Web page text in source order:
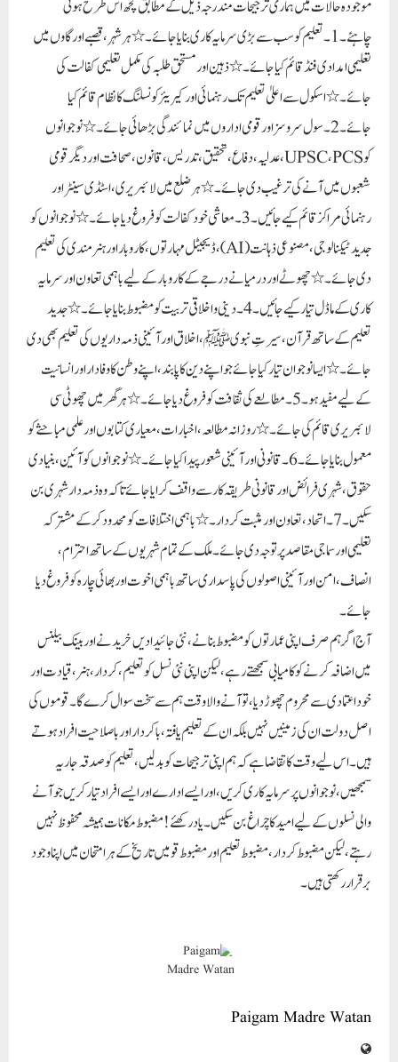
موجودہ حالات میں ہماری ترجیحات مندرجہ ذیل کے مطابق کچھ اس طرح ہونی
چاہئے۔ 1۔ تعلیم کو سب سے بڑی سرمایہ کاری بنایا جائے۔ ٭ ہر شہر، قصبے اور گاوں میں
تعلیمی امدادی فنڈ قائم کیا جائے۔ ٭ ذہین اور مستحق طلبہ کی مکمل تعلیمی کفالت کی
جائے۔ ٭ اسکول سے اعلیٰ تعلیم تک رہنمائی اور کیریئر کونسلنگ کا نظام قائم کیا
جائے۔ 2۔ سول سروسز اور قومی اداروں میں نمائندگی بڑھائی جائے۔ ٭ نوجوانوں
کو UPSC، PCS، عدلیہ، دفاع، تحقیق، تدریس، قانون، صحافت اور دیگر قومی
شعبوں میں آنے کی ترغیب دی جائے۔ ٭ ہر ضلع میں لائبریری، اسٹڈی سینٹر اور
رہنمائی مراکز قائم کیے جائیں۔ 3۔ معاشی خود کفالت کو فروغ دیا جائے۔ ٭ نوجوانوں کو
جدید ٹیکنالوجی، مصنوعی ذہانت (AI)، ڈیجیٹل مہارتوں، کاروبار اور ہنرمندی کی تعلیم
دی جائے۔ ٭ چھوٹے اور درمیانے درجے کے کاروبار کے لیے باہمی تعاون اور سرمایہ
کاری کے ماڈل تیار کیے جائیں۔ 4۔ دینی و اخلاقی تربیت کو مضبوط بنایا جائے۔ ٭ جدید
تعلیم کے ساتھ قرآن، سیرتِ نبوی ﷺ، اخلاق اور آئینی ذمہ داریوں کی تعلیم بھی دی
جائے۔ ٭ ایسا نوجوان تیار کیا جائے جو اپنے دین کا پابند، اپنے وطن کا وفادار اور انسانیت
کے لیے مفید ہو۔ 5۔ مطالعے کی ثقافت کو فروغ دیا جائے۔ ٭ ہر گھر میں چھوٹی سی
لائبریری قائم کی جائے۔ ٭ روزانہ مطالعہ، اخبارات، معیاری کتابوں اور علمی مباحثے کو
معمول بنایا جائے۔ 6۔ قانونی اور آئینی شعور پیدا کیا جائے۔ ٭نوجوانوں کو آئین، بنیادی
حقوق، شہری فرائض اور قانونی طریقہ کار سے واقف کرایا جائے تاکہ وہ ذمہ دار شہری بن
سکیں۔7۔ اتحاد، تعاون اور مثبت کردار۔ ٭باہمی اختلافات کو محدود کرکے مشترکہ
تعلیمی اور سماجی مقاصد پر توجہ دی جائے۔ ملک کے تمام شہریوں کے ساتھ احترام،
انصاف، امن اور آئینی اصولوں کی پاسداری ساتھ باہمی اخوت اور بھائی چارہ کو فروغ دیا
جائے۔
آج اگر ہم صرف اپنی عمارتوں کو مضبوط بنانے، نئی جائیدادیں خریدنے اور بینک بیلنس
میں اضافہ کرنے کو کامیابی سمجھتے رہے، لیکن اپنی نئی نسل کو تعلیم، کردار، ہنر، قیادت اور
خود اعتمادی سے محروم چھوڑ دیا، تو آنے والا وقت ہم سے سخت سوال کرے گا۔ قوموں کی
اصل دولت ان کی زمینیں نہیں بلکہ ان کے تعلیم یافتہ، باکردار اور باصلاحیت افراد ہوتے
ہیں۔ اس لیے وقت کا تقاضا ہے کہ ہم اپنی ترجیحات کو بدلیں، تعلیم کو صدقہ جاریہ
سمجھیں، نوجوانوں پر سرمایہ کاری کریں، اور ایسے ادارے اور ایسے افراد تیار کریں جو آنے
والی نسلوں کے لیے امید کا چراغ بن سکیں۔ یاد رکھئے! مضبوط مکانات ہمیشہ محفوظ نہیں
رہتے، لیکن مضبوط کردار، مضبوط تعلیم اور مضبوط قومیں تاریخ کے ہر امتحان میں اپنا وجود
برقرار رکھتی ہیں۔
Paigam Madre Watan